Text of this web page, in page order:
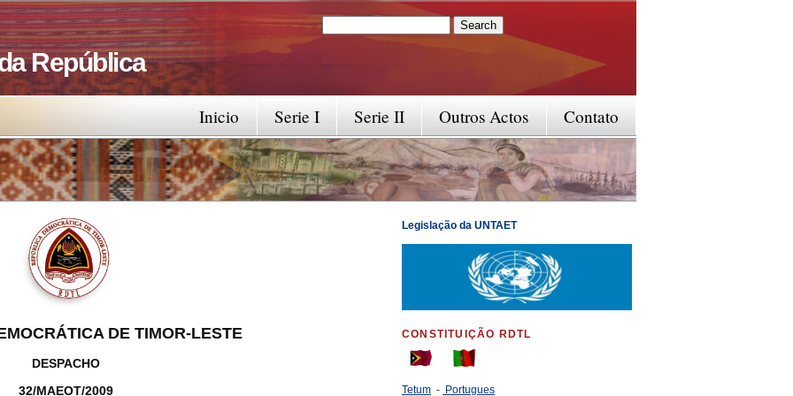
República
Search form
Contato
Outros Actos
Serie II
Serie I
Inicio
DE TIMOR-LESTE
DESPACHO
32/MAEOT/2009
Legislação da UNTAET
CONSTITUIÇÃO RDTL
Tetum - Portugues